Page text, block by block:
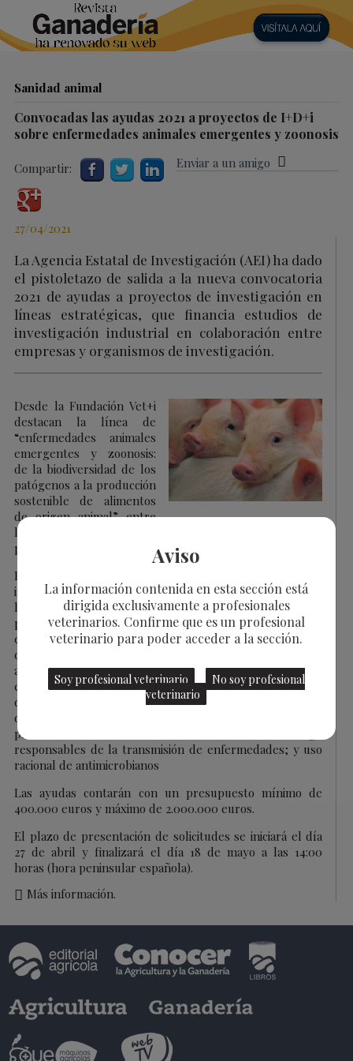
Sanidad animal
Convocadas las ayudas 2021 a proyectos de I+D+i
sobre enfermedades animales emergentes y zoonosis
Compartir: Enviar a un amigo
27/04/2021
La Agencia Estatal de Investigación (AEI) ha dado
el pistoletazo de salida a la nueva convocatoria
2021 de ayudas a proyectos de investigación en
líneas estratégicas, que financia estudios de
investigación industrial en colaboración entre
empresas y organismos de investigación.
Desde la Fundación Vet+i
destacan la línea de
“enfermedades animales
emergentes y zoonosis:
de la biodiversidad de los
patógenos a la producción
sostenible de alimentos
de origen animal” entre
las áreas temáticas a las que deben dirigirse los
proyectos.
Este tema engloba, entre otras, áreas de investigación e
innovación como la identificación de zonas de riesgo para
la aparición de enfermedades y la detección de nuevos
patógenos entre grupos de organismos inexplorados;
estrategias de prevención y detección temprana;
desarrollo de herramientas de respuesta rápida ante
amenazas emergentes; nuevas soluciones tecnológicas
en el desarrollo de vacunas y herramientas de
diagnóstico con aplicación animal y humana; programas
de vigilancia, desarrollo de modelos epidemiológicos
predictivos e identificación de los factores de riesgo
responsables de la transmisión de enfermedades; y uso
racional de antimicrobianos
Las ayudas contarán con un presupuesto mínimo de
400.000 euros y máximo de 2.000.000 euros.
El plazo de presentación de solicitudes se iniciará el día
27 de abril y finalizará el día 18 de mayo a las 14:00
horas (hora peninsular española).
Más información.
Aviso
La información contenida en esta sección est
dirigida exclusivamente a profesionales
veterinarios. Confirme que es un profesional
veterinario para poder acceder a la sección.
Soy profesional veterinario
No soy profesional
veterinario